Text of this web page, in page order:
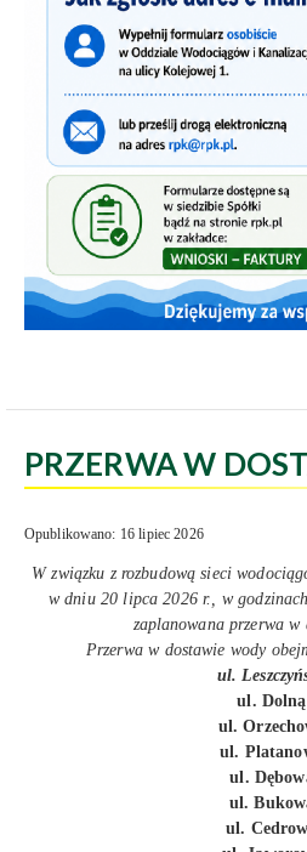
PRZERWA W
Opublikowano: 16 lipiec 2026
W związku z rozbudową sieci
w dniu 20 lipca 2026 r., w
zaplanowana przerwa w
Przerwa w dostawie wody
ul.
ul. Dolną
ul.
ul.
ul.
ul.
ul.